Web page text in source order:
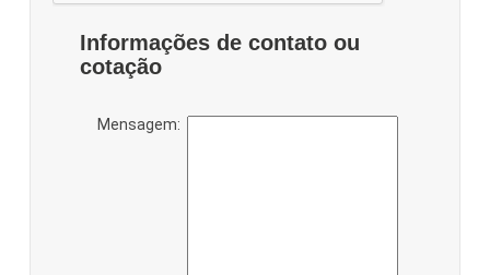
Informações de contato ou
cotação
Mensagem: